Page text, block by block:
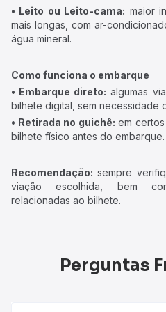
• Leito ou Leito-cama: maior
mais longas, com ar-
água mineral.
Como funciona o embarque
• Embarque direto: algumas
bilhete digital, sem necessidade
• Retirada no guichê: em
bilhete físico antes do embarque.
Recomendação: sempre
viação escolhida, bem
relacionadas ao bilhete.
Perguntas